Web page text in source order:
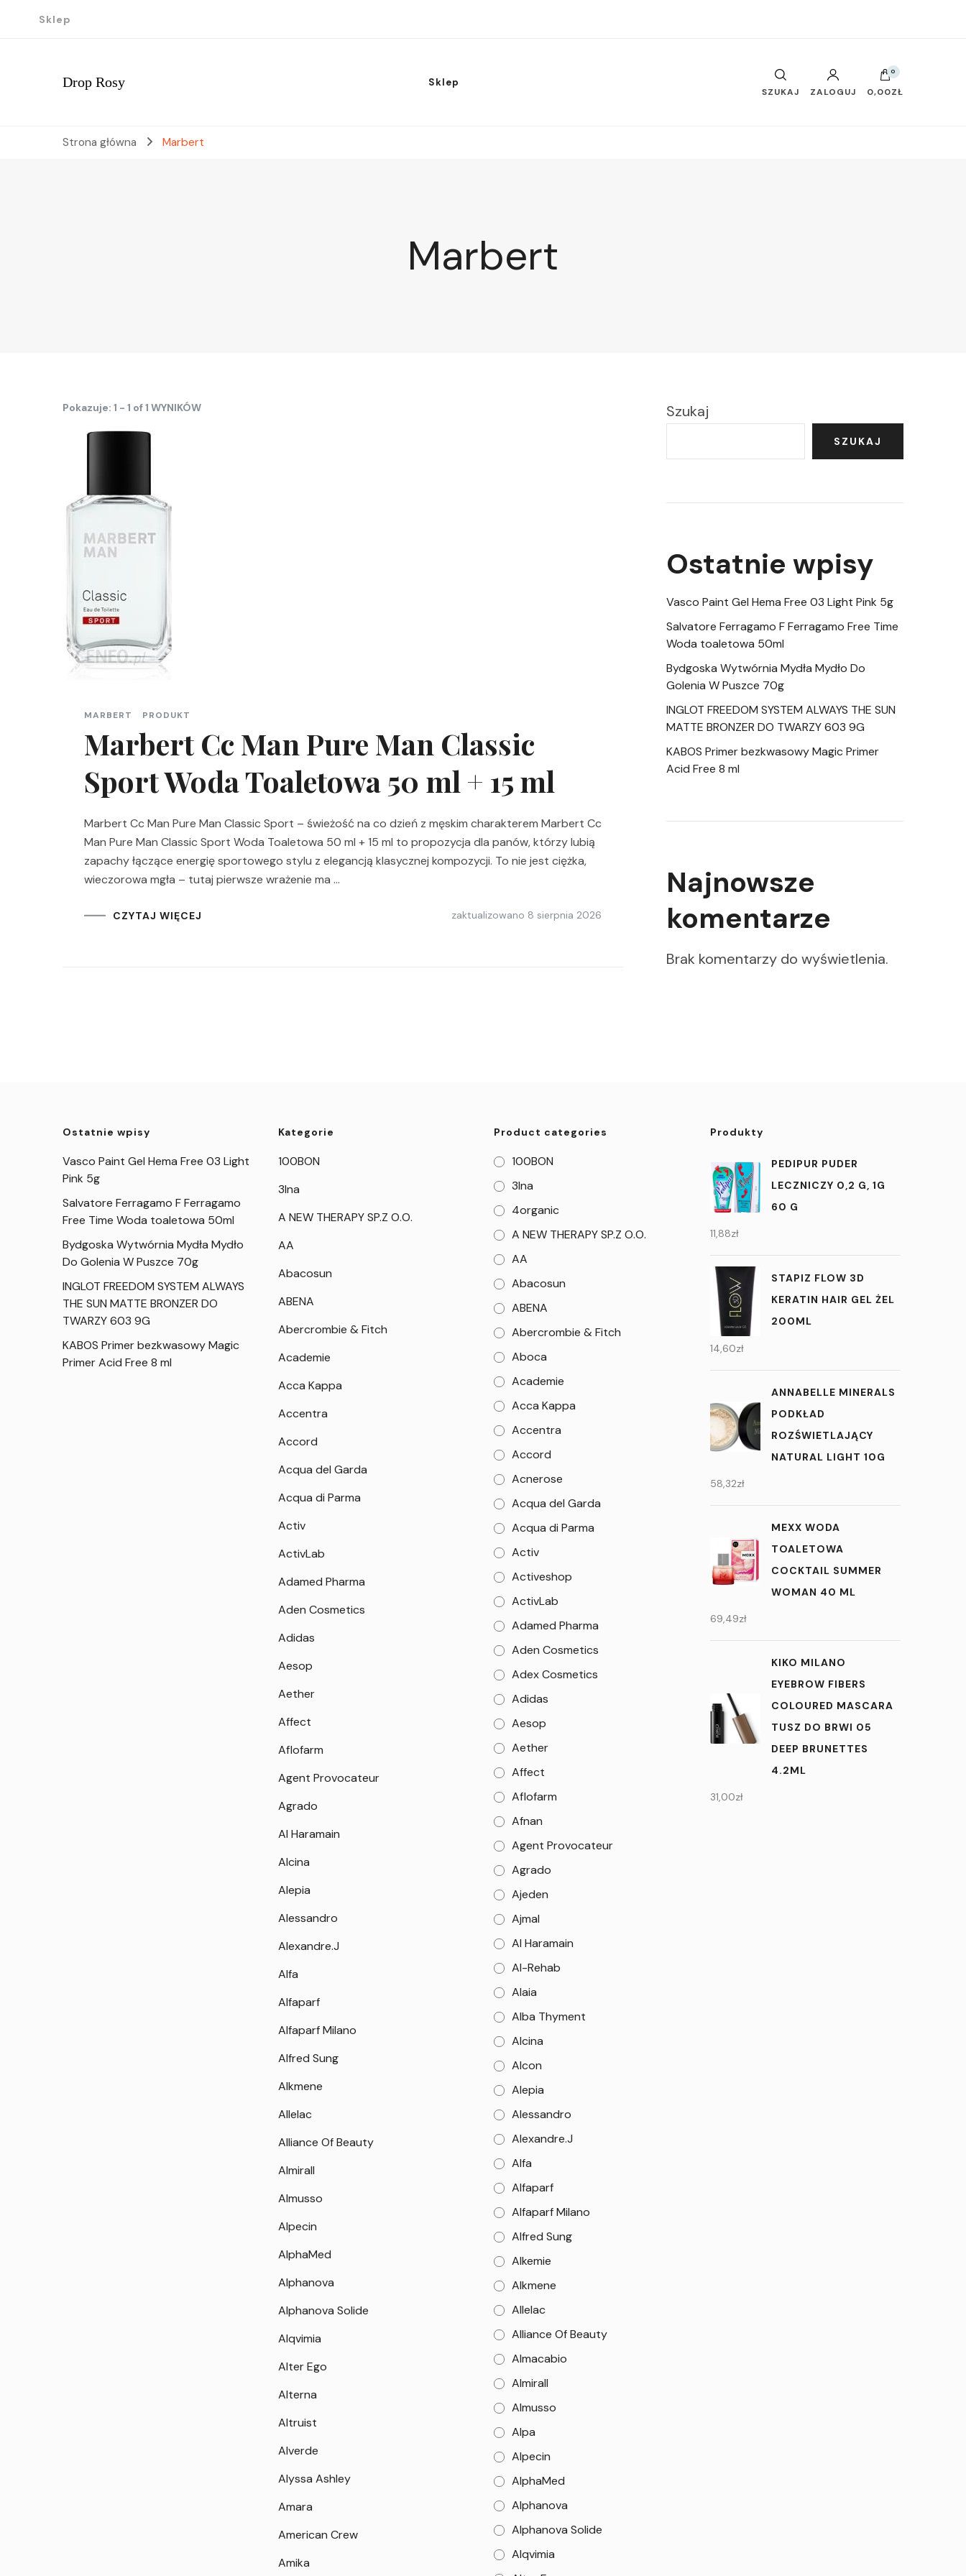
Sklep
Drop Rosy Sklep
SZUKAJ ZALOGUJ
0
0,00ZŁ
Strona główna Marbert
Marbert
Pokazuje: 1 - 1 of 1 WYNIKÓW
MARBERT PRODUKT
Marbert Cc Man Pure Man Classic
Sport Woda Toaletowa 50 ml + 15 ml
Marbert Cc Man Pure Man Classic Sport – świeżość na co dzień z męskim charakterem Marbert Cc
Man Pure Man Classic Sport Woda Toaletowa 50 ml + 15 ml to propozycja dla panów, którzy lubią
zapachy łączące energię sportowego stylu z elegancją klasycznej kompozycji. To nie jest ciężka,
wieczorowa mgła – tutaj pierwsze wrażenie ma …
CZYTAJ WIĘCEJ zaktualizowano 8 sierpnia 2026
Szukaj
SZUKAJ
Ostatnie wpisy
Vasco Paint Gel Hema Free 03 Light Pink 5g
Salvatore Ferragamo F Ferragamo Free Time
Woda toaletowa 50ml
Bydgoska Wytwórnia Mydła Mydło Do
Golenia W Puszce 70g
INGLOT FREEDOM SYSTEM ALWAYS THE SUN
MATTE BRONZER DO TWARZY 603 9G
KABOS Primer bezkwasowy Magic Primer
Acid Free 8 ml
Najnowsze
komentarze
Brak komentarzy do wyświetlenia.
Ostatnie wpisy
Vasco Paint Gel Hema Free 03 Light
Pink 5g
Salvatore Ferragamo F Ferragamo
Free Time Woda toaletowa 50ml
Bydgoska Wytwórnia Mydła Mydło
Do Golenia W Puszce 70g
INGLOT FREEDOM SYSTEM ALWAYS
THE SUN MATTE BRONZER DO
TWARZY 603 9G
KABOS Primer bezkwasowy Magic
Primer Acid Free 8 ml
Kategorie
100BON
3Ina
A NEW THERAPY SP.Z O.O.
AA
Abacosun
ABENA
Abercrombie & Fitch
Academie
Acca Kappa
Accentra
Accord
Acqua del Garda
Acqua di Parma
Activ
ActivLab
Adamed Pharma
Aden Cosmetics
Adidas
Aesop
Aether
Affect
Aflofarm
Agent Provocateur
Agrado
Al Haramain
Alcina
Alepia
Alessandro
Alexandre.J
Alfa
Alfaparf
Alfaparf Milano
Alfred Sung
Alkmene
Allelac
Alliance Of Beauty
Almirall
Almusso
Alpecin
AlphaMed
Alphanova
Alphanova Solide
Alqvimia
Alter Ego
Alterna
Altruist
Alverde
Alyssa Ashley
Amara
American Crew
Amika
Product categories
100BON
3Ina
4organic
A NEW THERAPY SP.Z O.O.
AA
Abacosun
ABENA
Abercrombie & Fitch
Aboca
Academie
Acca Kappa
Accentra
Accord
Acnerose
Acqua del Garda
Acqua di Parma
Activ
Activeshop
ActivLab
Adamed Pharma
Aden Cosmetics
Adex Cosmetics
Adidas
Aesop
Aether
Affect
Aflofarm
Afnan
Agent Provocateur
Agrado
Ajeden
Ajmal
Al Haramain
Al-Rehab
Alaia
Alba Thyment
Alcina
Alcon
Alepia
Alessandro
Alexandre.J
Alfa
Alfaparf
Alfaparf Milano
Alfred Sung
Alkemie
Alkmene
Allelac
Alliance Of Beauty
Almacabio
Almirall
Almusso
Alpa
Alpecin
AlphaMed
Alphanova
Alphanova Solide
Alqvimia
Produkty
PEDIPUR PUDER
LECZNICZY 0,2 G, 1G
60 G
11,88zł
STAPIZ FLOW 3D
KERATIN HAIR GEL ŻEL
200ML
14,60zł
ANNABELLE MINERALS
PODKŁAD
ROZŚWIETLAJĄCY
NATURAL LIGHT 10G
58,32zł
MEXX WODA
TOALETOWA
COCKTAIL SUMMER
WOMAN 40 ML
69,49zł
KIKO MILANO
EYEBROW FIBERS
COLOURED MASCARA
TUSZ DO BRWI 05
DEEP BRUNETTES
4.2ML
31,00zł